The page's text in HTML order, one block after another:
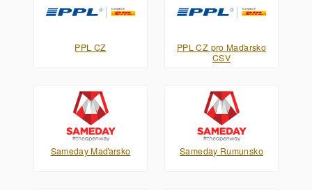
PPL CZ
PPL CZ pro Maďarsko
CSV
Sameday Maďarsko Sameday Rumunsko